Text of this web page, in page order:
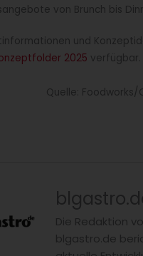
von Brunch bis
und
2025 verfügbar.
Quelle: Foodworks/
Die Redaktion
blgastro.de